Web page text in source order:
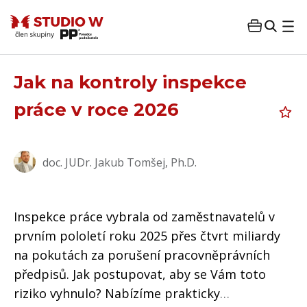
Jak na kontroly inspekce
práce v roce 2026
doc. JUDr. Jakub Tomšej, Ph.D.
Inspekce práce vybrala od zaměstnavatelů v
prvním pololetí roku 2025 přes čtvrt miliardy
na pokutách za porušení pracovněprávních
předpisů. Jak postupovat, aby se Vám toto
riziko vyhnulo? Nabízíme prakticky